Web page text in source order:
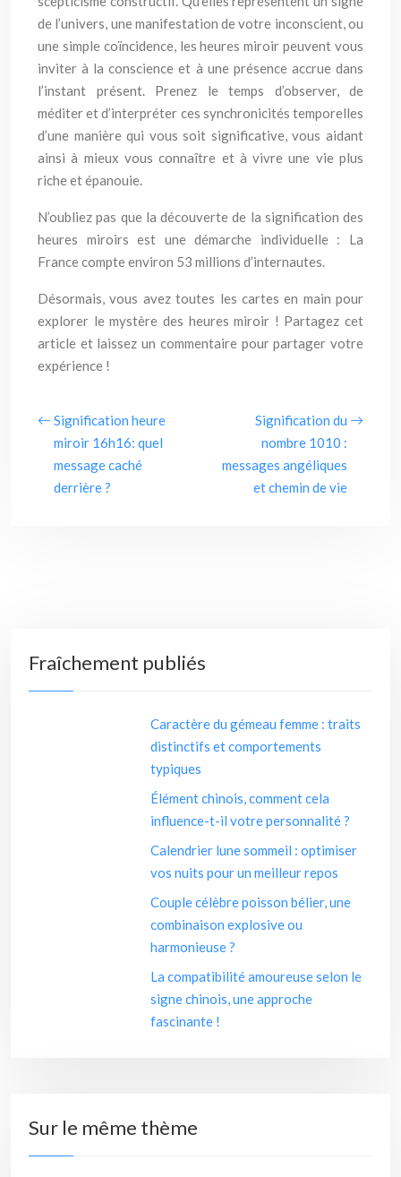
de l’univers, une manifestation de votre inconscient, ou
une simple coïncidence, les heures miroir peuvent vous
inviter à la conscience et à une présence accrue dans
l’instant présent. Prenez le temps d’observer, de
méditer et d’interpréter ces synchronicités temporelles
d’une manière qui vous soit significative, vous aidant
ainsi à mieux vous connaître et à vivre une vie plus
riche et épanouie.
N’oubliez pas que la découverte de la signification des
heures miroirs est une démarche individuelle : La
France compte environ 53 millions d’internautes.
Désormais, vous avez toutes les cartes en main pour
explorer le mystère des heures miroir ! Partagez cet
article et laissez un commentaire pour partager votre
expérience !
Signification heure
miroir 16h16: quel
message caché
derrière ?
Signification du
nombre 1010 :
messages angéliques
et chemin de vie
Fraîchement publiés
Caractère du gémeau femme : traits
distinctifs et comportements
typiques
Élément chinois, comment cela
influence-t-il votre personnalité ?
Calendrier lune sommeil : optimiser
vos nuits pour un meilleur repos
Couple célèbre poisson bélier, une
combinaison explosive ou
harmonieuse ?
La compatibilité amoureuse selon le
signe chinois, une approche
fascinante !
Sur le même thème